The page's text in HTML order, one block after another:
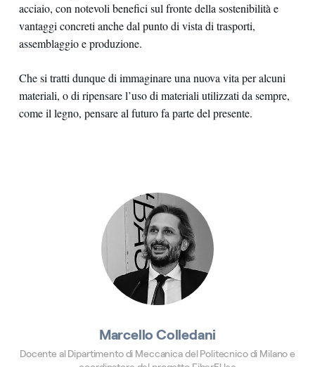
acciaio, con notevoli benefici sul fronte della sostenibilità e
vantaggi concreti anche dal punto di vista di trasporti,
assemblaggio e produzione.
Che si tratti dunque di immaginare una nuova vita per alcuni
materiali, o di ripensare l’uso di materiali utilizzati da sempre,
come il legno, pensare al futuro fa parte del presente.
Marcello Colledani
Docente al Dipartimento di Meccanica del Politecnico di Milano e